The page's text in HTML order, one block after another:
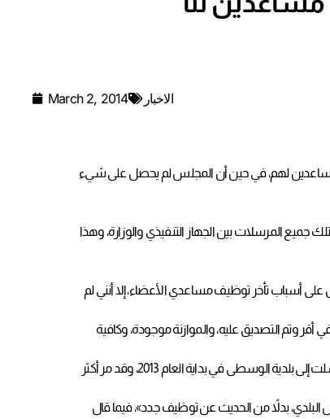
March 2, 2014 الاخبار
مساعدين لهم، في حين أن المجلس لم يحصل على شيء
العام لبلدية الوسطى محمد حسن إن «الجهاز التنفيذي تسلّم قائمة بأسماء مساعدي الأعضاء، إذ تم إحالتها إلى وزارة البلديات منذ يوليو/ تموز 2013، ونمتلك جميع المرسلات بين الجهاز التنفيذي والوزارة، وهذا
على أسباب تأخر توظيف مساعدي الأعضاء، إلا أنني لم
وتم التصديق عليه، والموازنة موجودة، وكافية
من جهته، تساءل العضو خالد عامر عن سبب التأخير في توظيف المساعدين، مشيراً إلى أن المجلس اعتمد قائمة من أسماء مساعدي الأعضاء منذ نهاية العام 2012، وأرسلت إلى بلدية الوسطى في بداية العام 2013، وقد مر أكثر
بدلاً من الحديث عن توظيف جدد»، فيما قال